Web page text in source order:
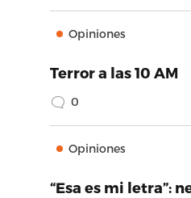
Opiniones
Terror a las 10 AM
0
Opiniones
“Esa es mi letra”: